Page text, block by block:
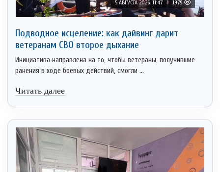
5 АВГУСТА 2026, 11:47 1979
Подводное исцеление: как дайвинг дарит
ветеранам СВО второе дыхание
Инициатива направлена на то, чтобы ветераны, получившие
ранения в ходе боевых действий, смогли ...
Читать далее